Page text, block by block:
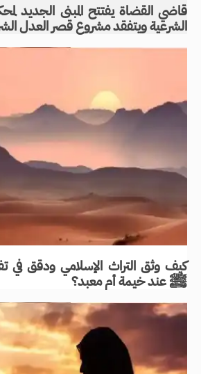
قاضي القضاة يفتتح المبنى الجديد
الشرعية ويتفقد مشروع قصر العدل
كيف وثق التراث الإسلامي ودقق
ﷺ عند خيمة أم معبد؟